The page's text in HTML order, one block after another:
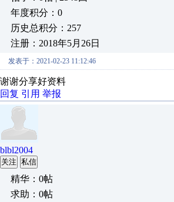
年度积分：0
历史总积分：257
注册：2018年5月26日
发表于：2021-02-23 11:12:46
谢谢分享好资料
回复 引用 举报
blbl2004
关注 私信
精华：0帖
求助：0帖